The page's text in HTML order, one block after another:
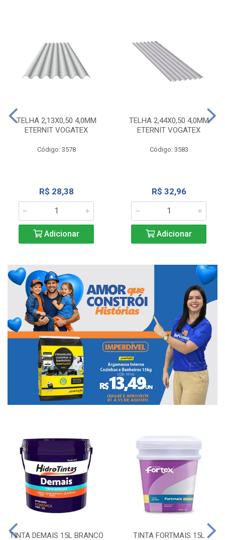
TELHA 2,13X0,50 4,0MM
ETERNIT VOGATEX
Código: 3578
R$ 28,38
Adicionar
TELHA 2,44X0,50 4,0MM
ETERNIT VOGATEX
Código: 3583
R$ 32,96
Adicionar
TINTA DEMAIS 15L BRANCO TINTA FORTMAIS 15L